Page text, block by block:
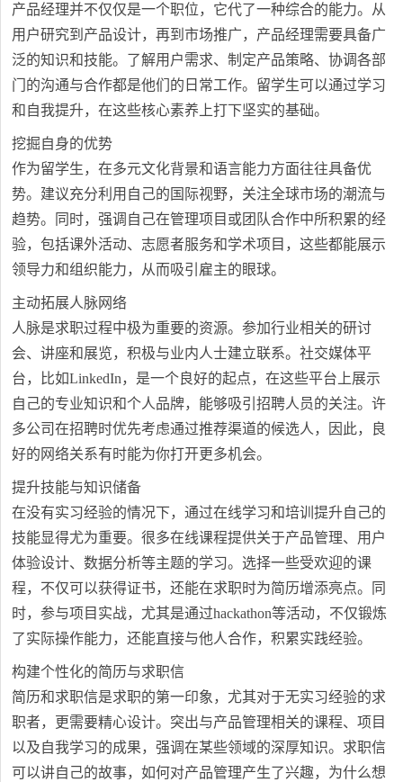
产品经理并不仅仅是一个职位，它代了一种综合的能力。从
用户研究到产品设计，再到市场推广，产品经理需要具备广
泛的知识和技能。了解用户需求、制定产品策略、协调各部
门的沟通与合作都是他们的日常工作。留学生可以通过学习
和自我提升，在这些核心素养上打下坚实的基础。
挖掘自身的优势
作为留学生，在多元文化背景和语言能力方面往往具备优
势。建议充分利用自己的国际视野，关注全球市场的潮流与
趋势。同时，强调自己在管理项目或团队合作中所积累的经
验，包括课外活动、志愿者服务和学术项目，这些都能展示
领导力和组织能力，从而吸引雇主的眼球。
主动拓展人脉网络
人脉是求职过程中极为重要的资源。参加行业相关的研讨
会、讲座和展览，积极与业内人士建立联系。社交媒体平
台，比如LinkedIn，是一个良好的起点，在这些平台上展示
自己的专业知识和个人品牌，能够吸引招聘人员的关注。许
多公司在招聘时优先考虑通过推荐渠道的候选人，因此，良
好的网络关系有时能为你打开更多机会。
提升技能与知识储备
在没有实习经验的情况下，通过在线学习和培训提升自己的
技能显得尤为重要。很多在线课程提供关于产品管理、用户
体验设计、数据分析等主题的学习。选择一些受欢迎的课
程，不仅可以获得证书，还能在求职时为简历增添亮点。同
时，参与项目实战，尤其是通过hackathon等活动，不仅锻炼
了实际操作能力，还能直接与他人合作，积累实践经验。
构建个性化的简历与求职信
简历和求职信是求职的第一印象，尤其对于无实习经验的求
职者，更需要精心设计。突出与产品管理相关的课程、项目
以及自我学习的成果，强调在某些领域的深厚知识。求职信
可以讲自己的故事，如何对产品管理产生了兴趣，为什么想